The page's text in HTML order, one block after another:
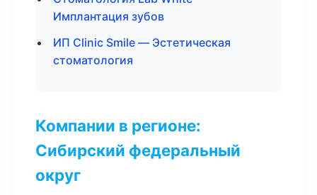
Имплантация зубов
ИП Clinic Smile — Эстетическая
стоматология
Компании в регионе:
Сибирский федеральный
округ